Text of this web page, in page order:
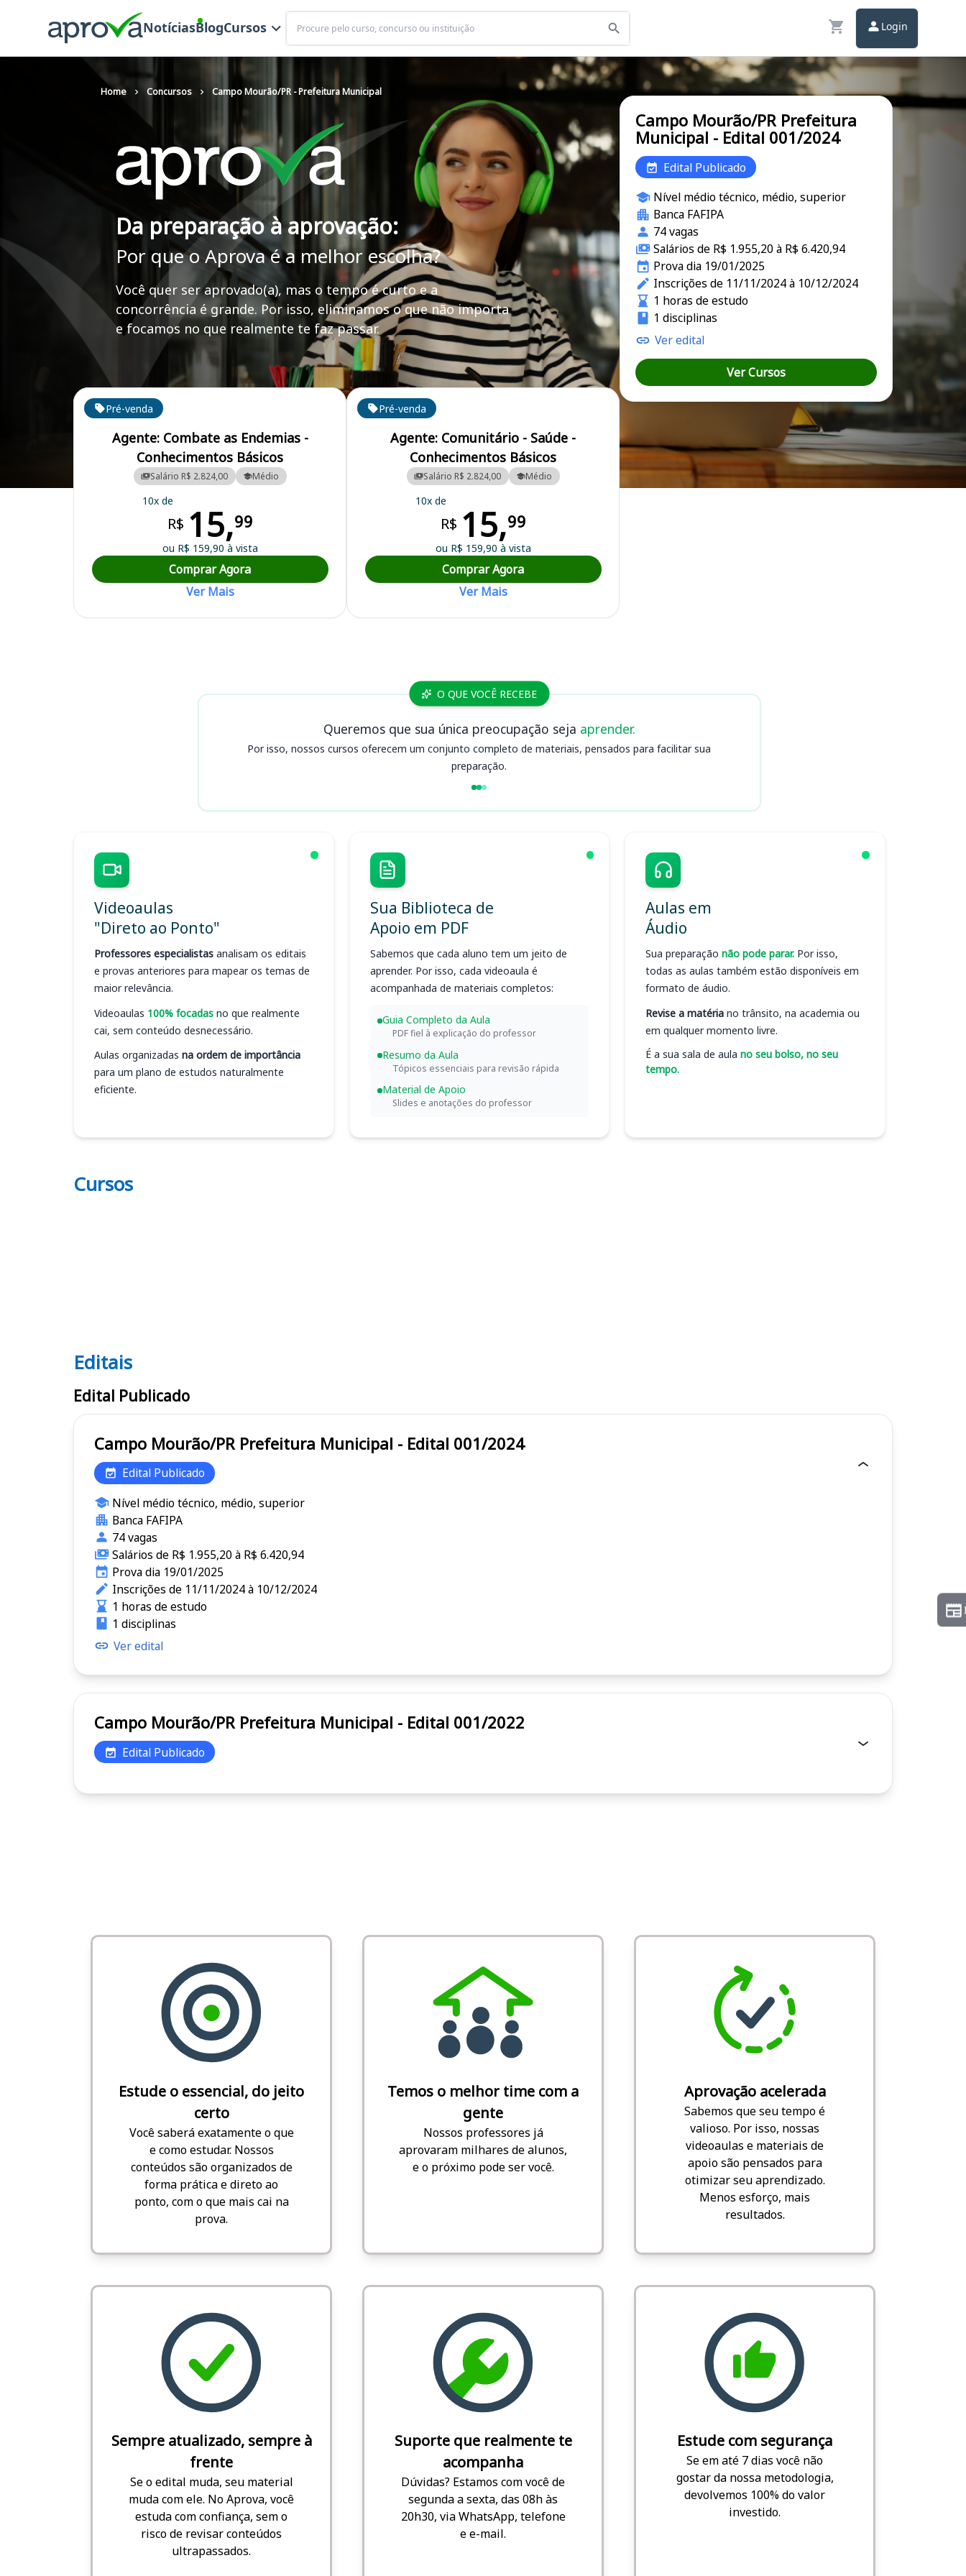
NotíciasBlogCursos
Buscar
Login
Home Concursos Campo Mourão/PR - Prefeitura Municipal
Da preparação à aprovação:
Por que o Aprova é a melhor escolha?
Você quer ser aprovado(a), mas o tempo é curto e a
concorrência é grande. Por isso, eliminamos o que não importa
e focamos no que realmente te faz passar.
Curso Preparatório para o Concurso Campo Mourão/PR - Prefeitura Municipal
Cursos em destaque para passar no concurso
Pré-venda
Agente: Combate as Endemias -
Conhecimentos Básicos
Salário R$ 2.824,00 Médio
10x de
R$ 15,99
ou R$ 159,90 à vista
Comprar Agora
Ver Mais
Pré-venda
Agente: Comunitário - Saúde -
Conhecimentos Básicos
Salário R$ 2.824,00 Médio
10x de
R$ 15,99
ou R$ 159,90 à vista
Comprar Agora
Ver Mais
Campo Mourão/PR Prefeitura
Municipal - Edital 001/2024
Edital Publicado
Nível médio técnico, médio, superior
Banca FAFIPA
74 vagas
Salários de R$ 1.955,20 à R$ 6.420,94
Prova dia 19/01/2025
Inscrições de 11/11/2024 à 10/12/2024
1 horas de estudo
1 disciplinas
Ver edital
Ver Cursos
O QUE VOCÊ RECEBE
Queremos que sua única preocupação seja aprender.
Por isso, nossos cursos oferecem um conjunto completo de materiais, pensados para facilitar sua
preparação.
Videoaulas
"Direto ao Ponto"
Professores especialistas analisam os editais
e provas anteriores para mapear os temas de
maior relevância.
Videoaulas 100% focadas no que realmente
cai, sem conteúdo desnecessário.
Aulas organizadas na ordem de importância
para um plano de estudos naturalmente
eficiente.
Sua Biblioteca de
Apoio em PDF
Sabemos que cada aluno tem um jeito de
aprender. Por isso, cada videoaula é
acompanhada de materiais completos:
Guia Completo da Aula
PDF fiel à explicação do professor
Resumo da Aula
Tópicos essenciais para revisão rápida
Material de Apoio
Slides e anotações do professor
Aulas em
Áudio
Sua preparação não pode parar. Por isso,
todas as aulas também estão disponíveis em
formato de áudio.
Revise a matéria no trânsito, na academia ou
em qualquer momento livre.
É a sua sala de aula no seu bolso, no seu
tempo.
Cursos
Editais
Editais
Edital Publicado
Campo Mourão/PR Prefeitura Municipal - Edital 001/2024
Edital Publicado
Nível médio técnico, médio, superior
Banca FAFIPA
74 vagas
Salários de R$ 1.955,20 à R$ 6.420,94
Prova dia 19/01/2025
Inscrições de 11/11/2024 à 10/12/2024
1 horas de estudo
1 disciplinas
Ver edital
Campo Mourão/PR Prefeitura Municipal - Edital 001/2022
Edital Publicado
Estude o essencial, do jeito
certo
Você saberá exatamente o que
e como estudar. Nossos
conteúdos são organizados de
forma prática e direto ao
ponto, com o que mais cai na
prova.
Temos o melhor time com a
gente
Nossos professores já
aprovaram milhares de alunos,
e o próximo pode ser você.
Aprovação acelerada
Sabemos que seu tempo é
valioso. Por isso, nossas
videoaulas e materiais de
apoio são pensados para
otimizar seu aprendizado.
Menos esforço, mais
resultados.
Sempre atualizado, sempre à
frente
Se o edital muda, seu material
muda com ele. No Aprova, você
estuda com confiança, sem o
risco de revisar conteúdos
ultrapassados.
Suporte que realmente te
acompanha
Dúvidas? Estamos com você de
segunda a sexta, das 08h às
20h30, via WhatsApp, telefone
e e-mail.
Estude com segurança
Se em até 7 dias você não
gostar da nossa metodologia,
devolvemos 100% do valor
investido.